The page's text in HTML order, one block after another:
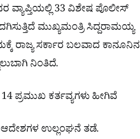
ವ್ಯಾಪ್ತಿಯಲ್ಲಿ 33 ವಿಶೇಷ ಪೊಲೀಸ್
ಮುಖ್ಯಮಂತ್ರಿ ಸಿದ್ದರಾಮಯ್ಯ
ರಾಜ್ಯ ಸರ್ಕಾರ ಬಲವಾದ ಕಾನೂನಿನ
ನಿಂತಿದೆ.
ಪ್ರಮುಖ ಕರ್ತವ್ಯಗಳು ಹೀಗಿವೆ
ಆದೇಶಗಳ ಉಲ್ಲಂಘನೆ ತಡೆ.